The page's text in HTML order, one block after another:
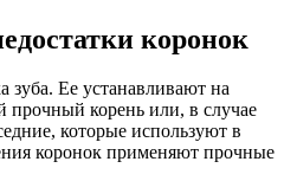
коронок
Ее устанавливают на
корень или, в случае
которые используют в
коронок применяют прочные